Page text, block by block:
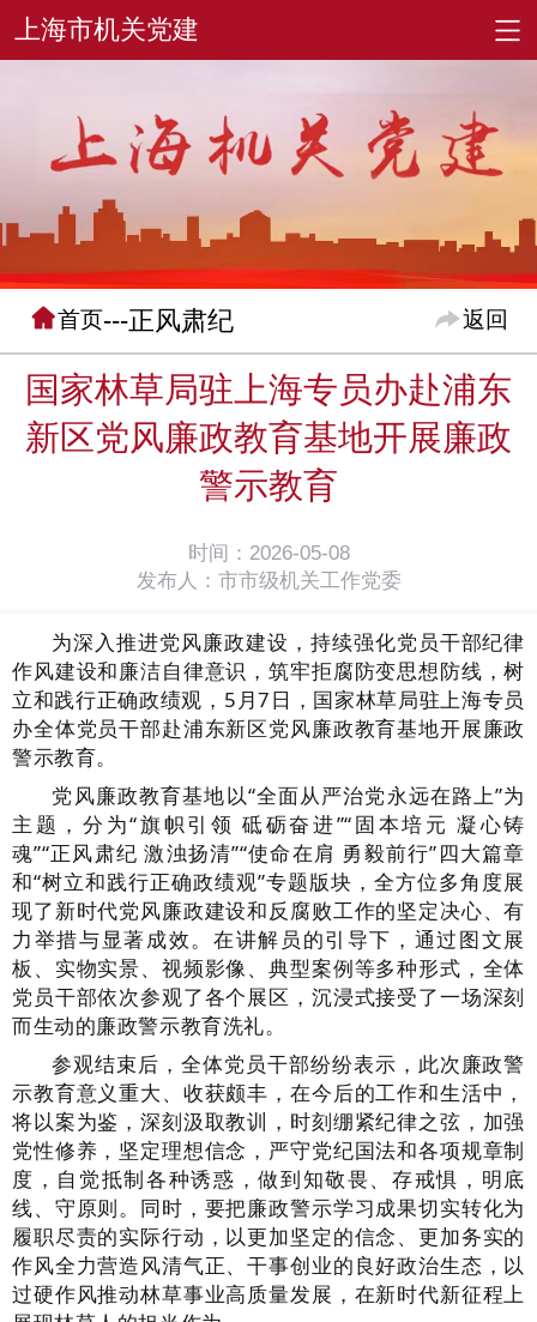
首页---正风肃纪 返回
国家林草局驻上海专员办赴浦东
新区党风廉政教育基地开展廉政
警示教育
时间：2026-05-08
发布人：市市级机关工作党委
为深入推进党风廉政建设， 持续强化党员干部纪律
作风建设和廉洁自律意识，筑牢拒腐防变思想防线 ，树
立和践行正确政绩观， 5月7日，国家林草局驻上海专员
办全体党员干部赴浦东新区党风廉政教育基地开展廉政
警示教育。
党风廉政教育基地以“全面从严治党永远在路上”为
主题，分为“旗帜引领 砥砺奋进”“固本培元 凝心铸
魂”“正风肃纪 激浊扬清”“使命在肩 勇毅前行”四大篇章
和“树立和践行正确政绩观”专题版块，全方位多角度展
现了新时代党风廉政建设和反腐败工作的坚定决心、有
力举措与显著成效。在讲解员的引导下，通过图文展
板、实物实景、视频影像、典型案例等多种形式，全体
党员干部依次参观了各个展区，沉浸式接受了一场深刻
而生动的廉政警示教育洗礼。
参观结束后，全体党员干部纷纷表示，此次廉政警
示教育意义重大、收获颇丰，在今后的工作和生活中，
将以案为鉴，深刻汲取教训， 时刻绷紧纪律之弦，加强
党性修养，坚定理想信念，严守党纪国法和各项规章制
度，自觉抵制各种诱惑，做到知敬畏、存戒惧，明底
线、守原则。同时，要把廉政警示学习成果切实转化为
履职尽责的实际行动，以更加坚定的信念、更加务实的
作风全力营造风清气正、干事创业的良好政治生态， 以
过硬作风推动林草事业高质量发展，在新时代新征程上